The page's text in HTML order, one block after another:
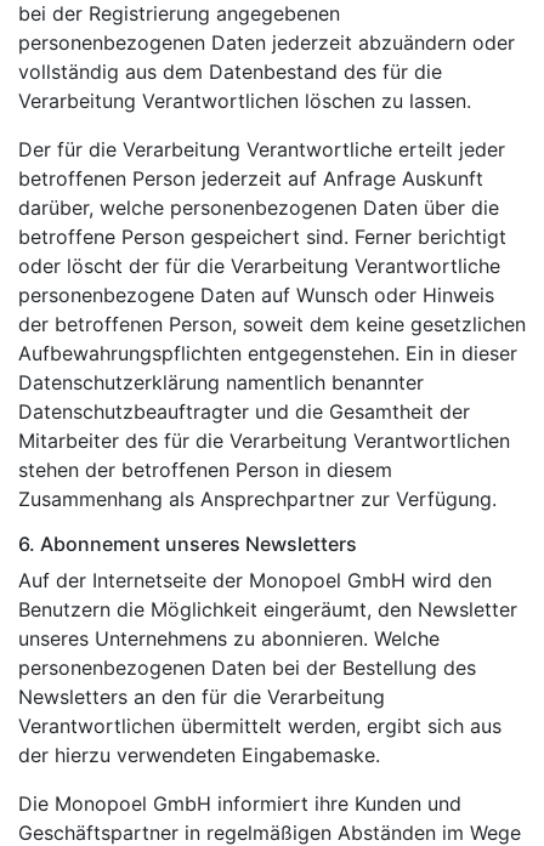
bei der Registrierung angegebenen
personenbezogenen Daten jederzeit abzuändern oder
vollständig aus dem Datenbestand des für die
Verarbeitung Verantwortlichen löschen zu lassen.
Der für die Verarbeitung Verantwortliche erteilt jeder
betroffenen Person jederzeit auf Anfrage Auskunft
darüber, welche personenbezogenen Daten über die
betroffene Person gespeichert sind. Ferner berichtigt
oder löscht der für die Verarbeitung Verantwortliche
personenbezogene Daten auf Wunsch oder Hinweis
der betroffenen Person, soweit dem keine gesetzlichen
Aufbewahrungspflichten entgegenstehen. Ein in dieser
Datenschutzerklärung namentlich benannter
Datenschutzbeauftragter und die Gesamtheit der
Mitarbeiter des für die Verarbeitung Verantwortlichen
stehen der betroffenen Person in diesem
Zusammenhang als Ansprechpartner zur Verfügung.
6. Abonnement unseres Newsletters
Auf der Internetseite der Monopoel GmbH wird den
Benutzern die Möglichkeit eingeräumt, den Newsletter
unseres Unternehmens zu abonnieren. Welche
personenbezogenen Daten bei der Bestellung des
Newsletters an den für die Verarbeitung
Verantwortlichen übermittelt werden, ergibt sich aus
der hierzu verwendeten Eingabemaske.
Die Monopoel GmbH informiert ihre Kunden und
Geschäftspartner in regelmäßigen Abständen im Wege